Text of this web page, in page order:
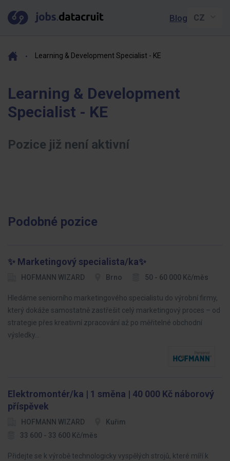
Blog
Learning & Development Specialist - KE
Learning & Development
Specialist - KE
Pozice již není aktivní
Podobné pozice
✨ Marketingový specialista/ka✨
HOFMANN WIZARD Brno 50 - 60 000 Kč/měs
Hledáme seniorního marketingového specialistu do výrobní firmy,
který dokáže samostatně zastřešit celý marketingový proces – od
strategie přes kreativní zpracování až po měřitelné obchodní
výsledky…
Elektromontér/ka | 1 směna | 40 000 Kč náborový
příspěvek
HOFMANN WIZARD
Kuřim
33 600 - 33 600 Kč/měs
Přidejte se k výrobě technologicky vyspělých strojů, které míří k